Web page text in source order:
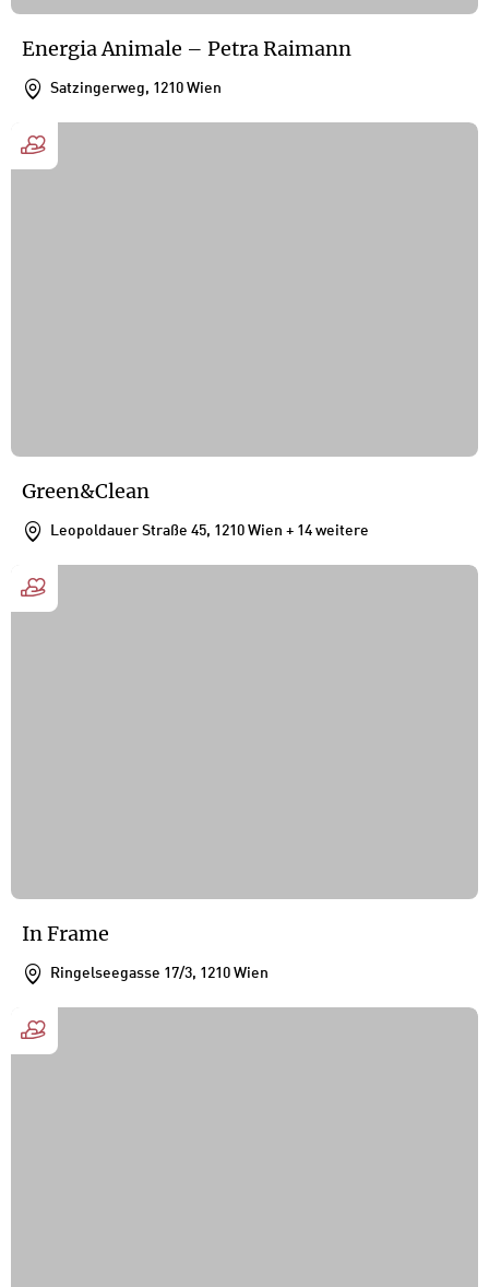
Energia Animale – Petra Raimann
Satzingerweg, 1210 Wien
Green&Clean
Leopoldauer Straße 45, 1210 Wien + 14 weitere
In Frame
Ringelseegasse 17/3, 1210 Wien